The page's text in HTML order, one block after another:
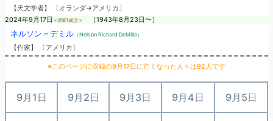
【天文学者】 〔オランダ→アメリカ〕
2024年9月17日 ≪満81歳没≫ ［1943年8月23日〜］
ネルソン＝デミル（Nelson Richard DeMille）
【作家】 〔アメリカ〕
※このページに収録の9月17日に亡くなった人々は92人です
9月1日 9月2日 9月3日 9月4日 9月5日